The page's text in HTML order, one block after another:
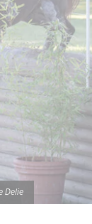
Delie